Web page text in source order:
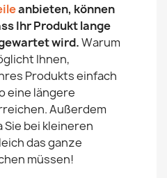
anbieten, können
Ihr Produkt lange
wird.Warum
Ihnen,
Produkts einfach
eine längere
Außerdem
Sie bei kleineren
das ganze
müssen!